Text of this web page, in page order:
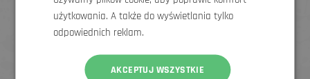
użytkowania. A także do wyświetlania tylko
odpowiednich reklam.
AKCEPTUJ WSZYSTKIE